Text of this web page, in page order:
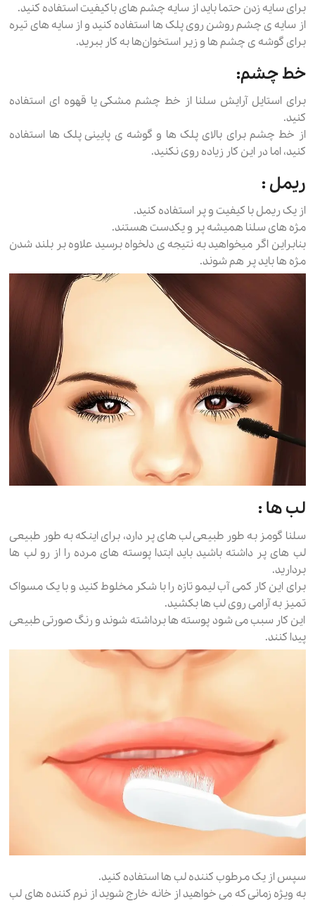
برای سایه زدن حتما باید از سایه چشم های باکیفیت استفاده کنید.
از سایه ی چشم روشن روی پلک ها استفاده کنید و از سایه های تیره
برای گوشه ی چشم ها و زیر استخوان‌ها به کار ببرید.
خط چشم:
برای استایل آرایش سلنا از خط چشم مشکی یا قهوه ای استفاده
کنید.
از خط چشم برای بالای پلک ها و گوشه ی پایینی پلک ها استفاده
کنید، اما در این کار زیاده روی نکنید.
ریمل :
از یک ریمل با کیفیت و پر استفاده کنید.
مژه های سلنا همیشه پر و یکدست هستند.
بنابراین اگر میخواهید به نتیجه ی دلخواه برسید علاوه بر بلند شدن
مژه ها باید پر هم شوند.
لب ها :
سلنا گومز به طور طبیعی لب های پر دارد، برای اینکه به طور طبیعی
لب های پر داشته باشید باید ابتدا پوسته های مرده را از رو لب ها
بردارید.
برای این کار کمی آب لیمو تازه را با شکر مخلوط کنید و با یک مسواک
تمیز به آرامی روی لب ها بکشید.
این کار سبب می شود پوسته ها برداشته شوند و رنگ صورتی طبیعی
پیدا کنند.
سپس از یک مرطوب کننده لب ها استفاده کنید.
به ویژه زمانی که می خواهید از خانه خارج شوید از نرم کننده های لب